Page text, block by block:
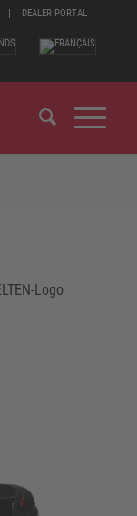
DEALER PORTAL